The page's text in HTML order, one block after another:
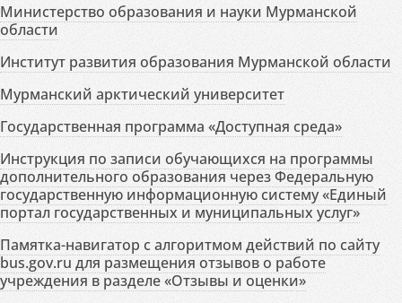
Министерство образования и науки Мурманской
области
Институт развития образования Мурманской области
Мурманский арктический университет
Государственная программа «Доступная среда»
Инструкция по записи обучающихся на программы
дополнительного образования через Федеральную
государственную информационную систему «Единый
портал государственных и муниципальных услуг»
Памятка-навигатор с алгоритмом действий по сайту
bus.gov.ru для размещения отзывов о работе
учреждения в разделе «Отзывы и оценки»